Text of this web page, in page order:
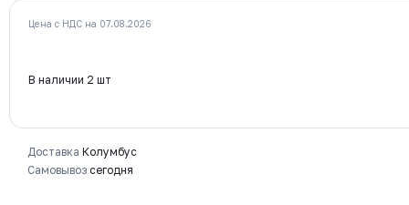
Цена с НДС на 07.08.2026
В наличии 2 шт
Доставка Колумбус
Самовывоз сегодня